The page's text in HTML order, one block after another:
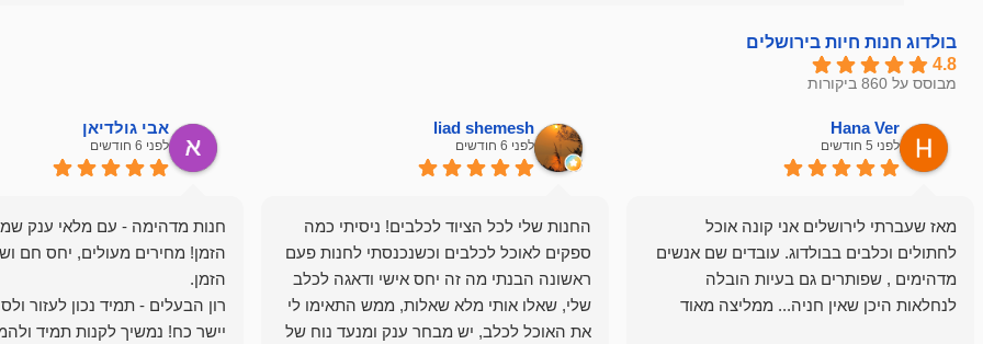
בולדוג חנות חיות בירושלים
4.8
מבוסס על 860 ביקורות
Hana Ver
לפני 5 חודשים
מאז שעברתי לירושלים אני קונה אוכל
לחתולים וכלבים בבולדוג. עובדים שם אנשים
מדהימים , שפותרים גם בעיות הובלה
לנחלאות היכן שאין חניה... ממליצה מאוד
liad shemesh
לפני 6 חודשים
החנות שלי לכל הציוד לכלבים! ניסיתי כמה
ספקים לאוכל לכלבים וכשנכנסתי לחנות פעם
ראשונה הבנתי מה זה יחס אישי ודאגה לכלב
שלי, שאלו אותי מלא שאלות, ממש התאימו לי
את האוכל לכלב, יש מבחר ענק ומנעד נוח של
אבי גולדיאן
לפני 6 חודשים
חנות מדהימה - עם מלאי ענק
הזמן! מחירים מעולים, יחס חם
רון הבעלים - תמיד נכון לעזור
יישר כח! נמשיך לקנות תמיד